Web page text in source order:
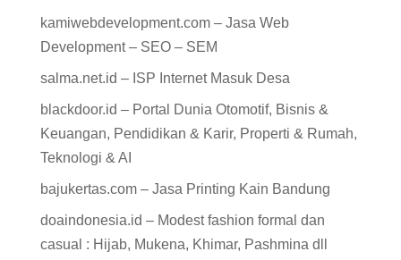
kamiwebdevelopment.com – Jasa Web
Development – SEO – SEM
salma.net.id – ISP Internet Masuk Desa
blackdoor.id – Portal Dunia Otomotif, Bisnis &
Keuangan, Pendidikan & Karir, Properti & Rumah,
Teknologi & AI
bajukertas.com – Jasa Printing Kain Bandung
doaindonesia.id – Modest fashion formal dan
casual : Hijab, Mukena, Khimar, Pashmina dll